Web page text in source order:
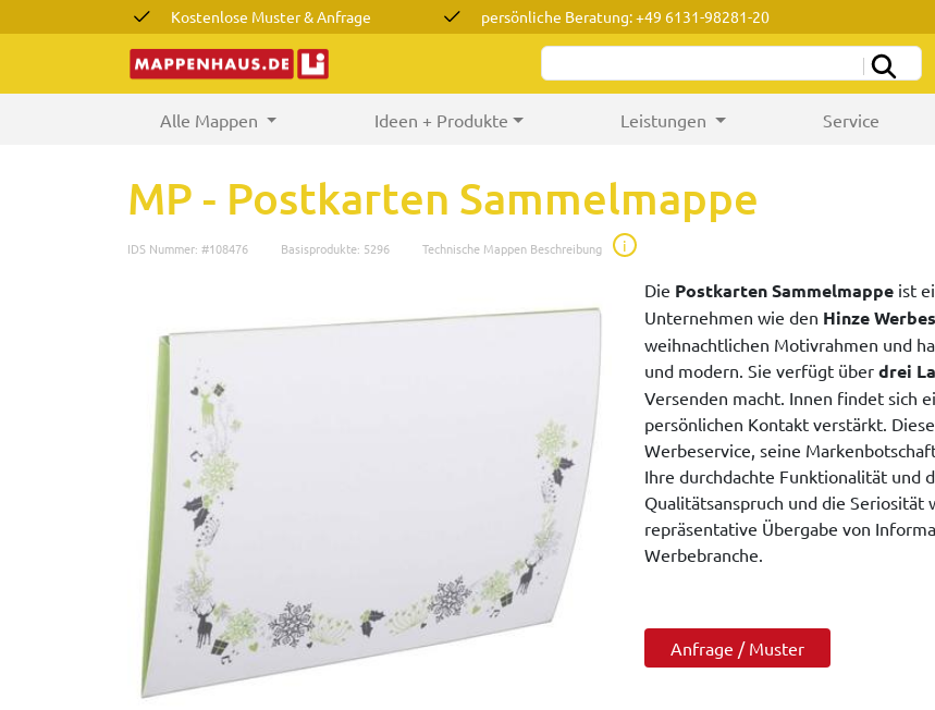
Kostenlose Muster & Anfrage persönliche Beratung: +49 6131-98281-20
Alle Mappen (current) Ideen + Produkte Leistungen Service
MP - Postkarten Sammelmappe
IDS Nummer: #108476 Basisprodukte: 5296 Technische Mappen Beschreibung i
Die Postkarten Sammelmappe ist
Unternehmen wie den Hinze
weihnachtlichen Motivrahmen und
und modern. Sie verfügt über drei
Versenden macht. Innen findet sich
persönlichen Kontakt verstärkt.
Werbeservice, seine
Ihre durchdachte Funktionalität und
Qualitätsanspruch und die
repräsentative Übergabe von
Werbebranche.
Anfrage / Muster